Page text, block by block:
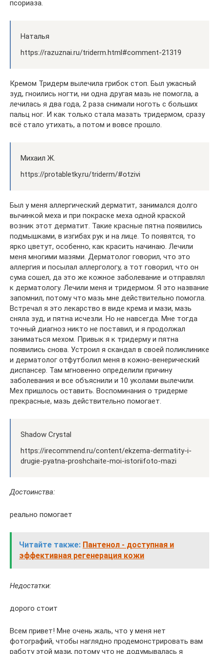
псориаза.
Наталья
https://razuznai.ru/triderm.html#comment-21319
Кремом Тридерм вылечила грибок стоп. Был ужасный
зуд, гноились ногти, ни одна другая мазь не помогла, а
лечилась я два года, 2 раза снимали ноготь с больших
пальц ног. И как только стала мазать тридермом, сразу
всё стало утихать, а потом и вовсе прошло.
Михаил Ж.
https://protabletky.ru/triderm/#otzivi
Был у меня аллергический дерматит, занимался долго
вычинкой меха и при покраске меха одной краской
возник этот дерматит. Такие красные пятна появились
подмышками, в изгибах рук и на лице. То появятся, то
ярко цветут, особенно, как красить начинаю. Лечили
меня многими мазями. Дерматолог говорил, что это
аллергия и посылал аллергологу, а тот говорил, что он
сума сошел, да это же кожное заболевание и отправлял
к дерматологу. Лечили меня и тридермом. Я это название
запомнил, потому что мазь мне действительно помогла.
Встречал я это лекарство в виде крема и мази, мазь
сняла зуд, и пятна исчезли. Но не навсегда. Мне тогда
точный диагноз никто не поставил, и я продолжал
заниматься мехом. Привык я к тридерму и пятна
появились снова. Устроил я скандал в своей поликлинике
и дерматолог отфутболил меня в кожно-венерический
диспансер. Там мгновенно определили причину
заболевания и все объяснили и 10 уколами вылечили.
Мех пришлось оставить. Воспоминания о тридерме
прекрасные, мазь действительно помогает.
Shadow Crystal
https://irecommend.ru/content/ekzema-dermatity-i-
drugie-pyatna-proshchaite-moi-istoriifoto-mazi
Достоинства:
реально помогает
Читайте также: Пантенол - доступная и
эффективная регенерация кожи
Недостатки:
дорого стоит
Всем привет! Мне очень жаль, что у меня нет
фотографий, чтобы наглядно продемонстрировать вам
работу этой мази, потому что не додумывалась я